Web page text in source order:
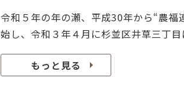
令和５年の年の瀬、平成30年から“農福
始し、令和３年４月に杉並区井草三丁
もっと見る